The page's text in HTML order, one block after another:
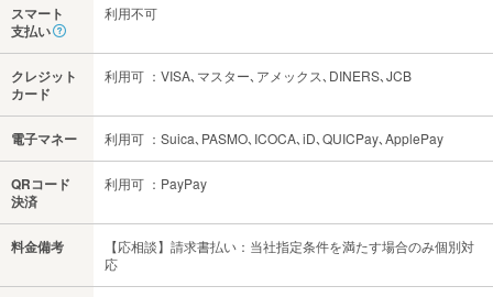
スマート
支払い
利用不可
クレジット
カード
利用可 ：VISA､マスター､アメックス､DINERS､JCB
電子マネー 利用可 ：Suica､PASMO､ICOCA､iD､QUICPay､ApplePay
QRコード
決済
利用可 ：PayPay
料金備考
【応相談】請求書払い：当社指定条件を満たす場合のみ個別対
応